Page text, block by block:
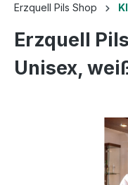
Erzquell Pils Shop
Erzquell
Unisex,